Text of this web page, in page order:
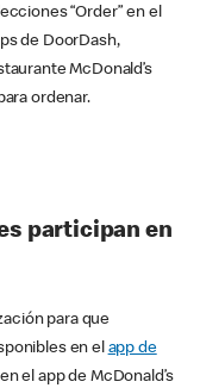
“Order” en el
de DoorDash,
McDonald’s
ordenar.
participan en
para que
en el app de
el app de McDonald’s